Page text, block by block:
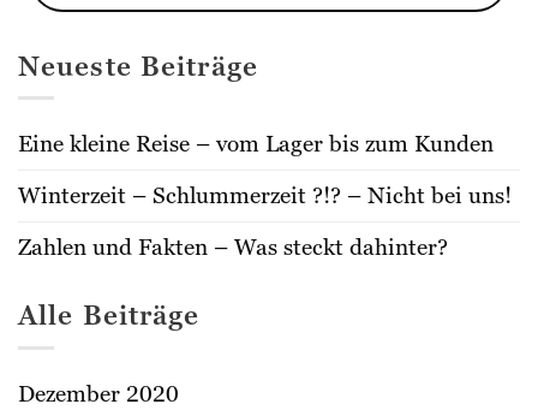
Neueste Beiträge
Eine kleine Reise – vom Lager bis zum Kunden
Winterzeit – Schlummerzeit ?!? – Nicht bei uns!
Zahlen und Fakten – Was steckt dahinter?
Alle Beiträge
Dezember 2020